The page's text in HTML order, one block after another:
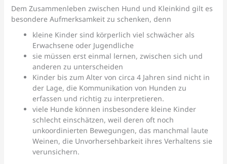
Dem Zusammenleben zwischen Hund und Kleinkind gilt es
besondere Aufmerksamkeit zu schenken, denn
kleine Kinder sind körperlich viel schwächer als
Erwachsene oder Jugendliche
sie müssen erst einmal lernen, zwischen sich und
anderen zu unterscheiden
Kinder bis zum Alter von circa 4 Jahren sind nicht in
der Lage, die Kommunikation von Hunden zu
erfassen und richtig zu interpretieren.
viele Hunde können insbesondere kleine Kinder
schlecht einschätzen, weil deren oft noch
unkoordinierten Bewegungen, das manchmal laute
Weinen, die Unvorhersehbarkeit ihres Verhaltens sie
verunsichern.